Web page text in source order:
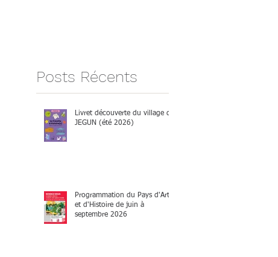
Posts Récents
Livret découverte du village de
JEGUN (été 2026)
Programmation du Pays d'Art
et d'Histoire de juin à
septembre 2026